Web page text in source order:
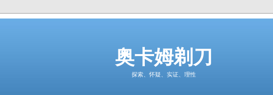
奥卡姆剃刀
探索、怀疑、实证、理性